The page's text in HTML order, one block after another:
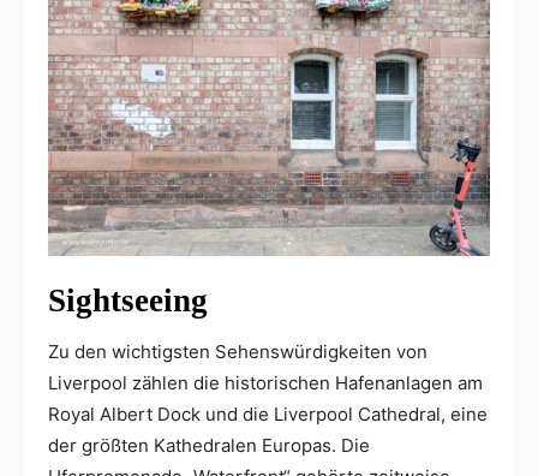
Sightseeing
Zu den wichtigsten Sehenswürdigkeiten von
Liverpool zählen die historischen Hafenanlagen am
Royal Albert Dock und die Liverpool Cathedral, eine
der größten Kathedralen Europas. Die